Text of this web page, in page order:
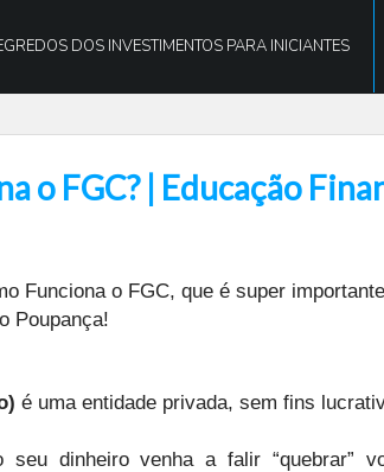
DOS INVESTIMENTOS PARA INICIANTES
o FGC? | Educação
Funciona o FGC, que é super
Poupança!
é uma entidade privada, sem fins
dinheiro venha a falir “quebrar”